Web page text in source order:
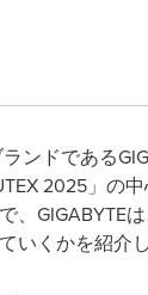
ンドである
2025」の
GIGABYTE
くかを紹介し